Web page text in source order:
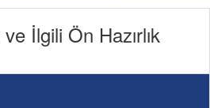
İlgili Ön Hazırlık